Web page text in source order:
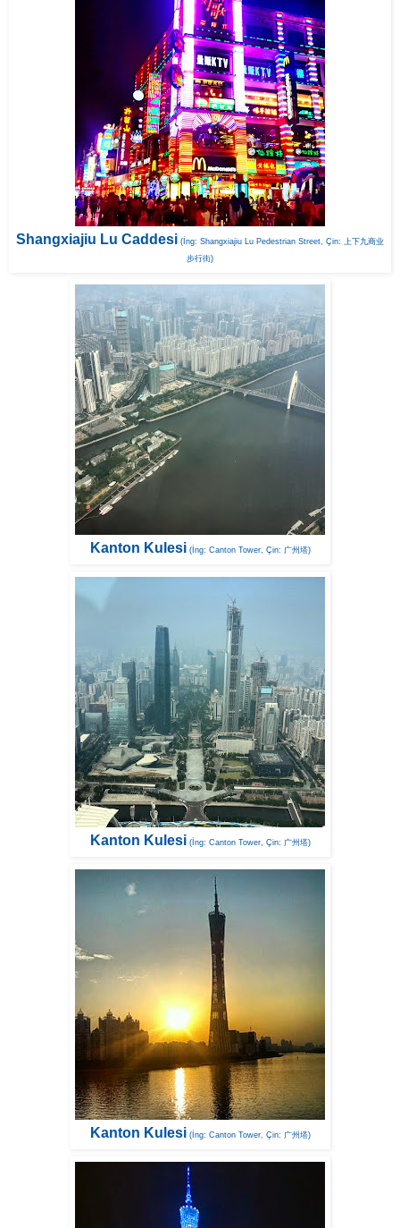
Shangxiajiu Lu Caddesi (İng: Shangxiajiu Lu Pedestrian Street, Çin: 上下九商业
步行街)
Kanton Kulesi (İng: Canton Tower, Çin: 广州塔)
Kanton Kulesi (İng: Canton Tower, Çin: 广州塔)
Kanton Kulesi (İng: Canton Tower, Çin: 广州塔)